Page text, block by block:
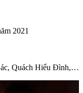
2021
Quách Hiểu Đình,…